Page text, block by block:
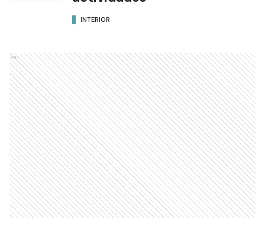
INTERIOR
Ads